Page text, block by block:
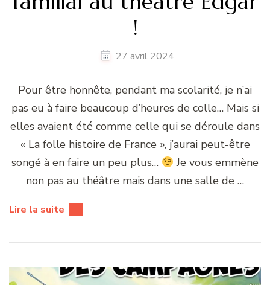
!
27 avril 2024
Pour être honnête, pendant ma scolarité, je n’ai
pas eu à faire beaucoup d’heures de colle… Mais si
elles avaient été comme celle qui se déroule dans
« La folle histoire de France », j’aurai peut-être
songé à en faire un peu plus…
Je vous emmène
non pas au théâtre mais dans une salle de …
Lire la suite